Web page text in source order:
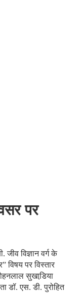
पर
विज्ञान वर्ग के
विषय पर विस्तार
सुखाडि़या
डॉ. एस. डी. पुरोहित